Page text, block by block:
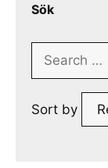
Sök
Search
Sort by